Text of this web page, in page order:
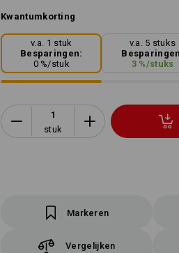
Kwantumkorting
v.a. 1 stuk
Besparingen:
0%/stuk
v.a. 5 stuks
3 %/stuks
stuk
Markeren
Vergelijken